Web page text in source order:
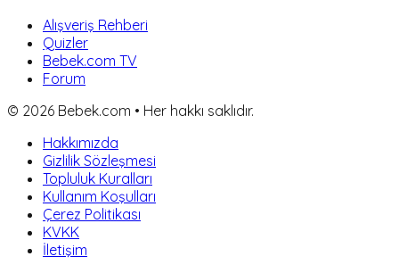
Alışveriş Rehberi
Quizler
Bebek.com TV
Forum
© 2026 Bebek.com • Her hakkı saklıdır.
Hakkımızda
Gizlilik Sözleşmesi
Topluluk Kuralları
Kullanım Koşulları
Çerez Politikası
KVKK
İletişim